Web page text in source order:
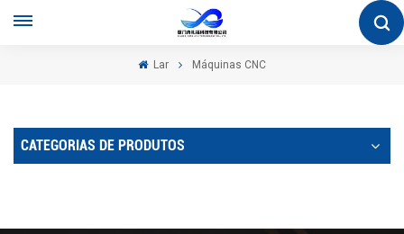
Lar Máquinas CNC
CATEGORIAS DE PRODUTOS